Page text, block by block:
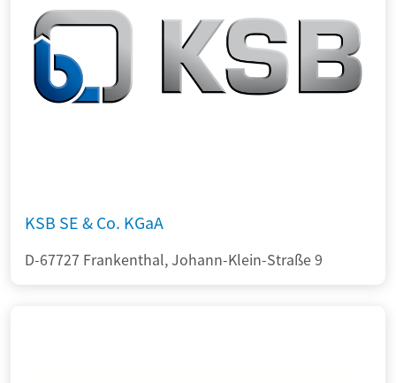
KSB SE & Co. KGaA
D-67727 Frankenthal, Johann-Klein-Straße 9